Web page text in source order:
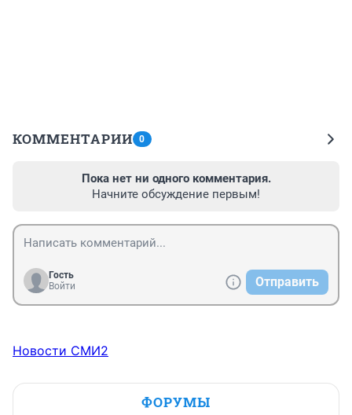
КОММЕНТАРИИ 0
Пока нет ни одного комментария.
Начните обсуждение первым!
Гость
Войти
Отправить
Новости СМИ2
ФОРУМЫ